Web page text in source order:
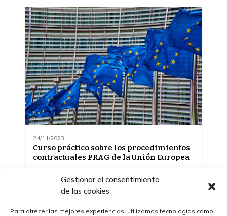
Gestionar el consentimiento
de las cookies
Para ofrecer las mejores experiencias, utilizamos tecnologías como
24/11/2023
Curso práctico sobre los procedimientos
contractuales PRAG de la Unión Europea